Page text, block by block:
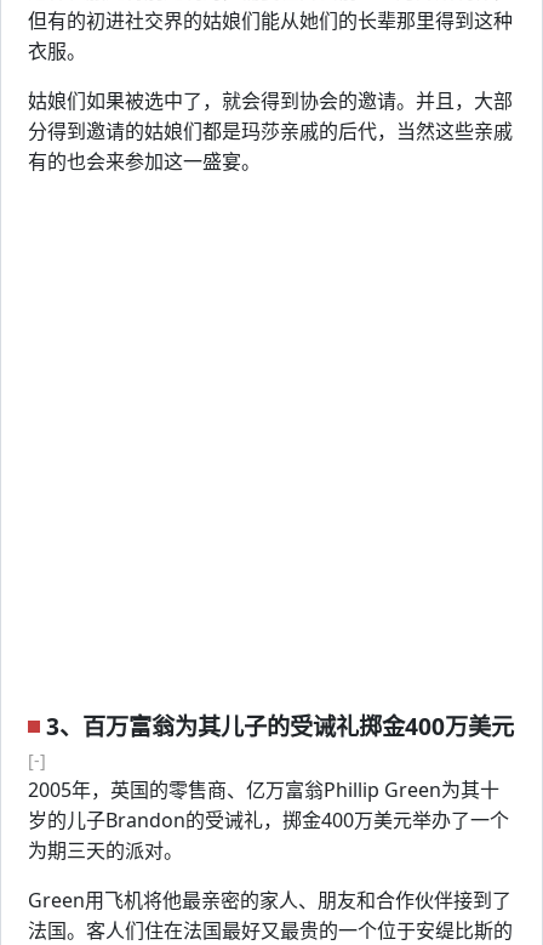
但有的初进社交界的姑娘们能从她们的长辈那里得到这种
衣服。
姑娘们如果被选中了，就会得到协会的邀请。并且，大部
分得到邀请的姑娘们都是玛莎亲戚的后代，当然这些亲戚
有的也会来参加这一盛宴。
3、百万富翁为其儿子的受诫礼掷金400万美元
[-]
2005年，英国的零售商、亿万富翁Phillip Green为其十
岁的儿子Brandon的受诫礼，掷金400万美元举办了一个
为期三天的派对。
Green用飞机将他最亲密的家人、朋友和合作伙伴接到了
法国。客人们住在法国最好又最贵的一个位于安缇比斯的